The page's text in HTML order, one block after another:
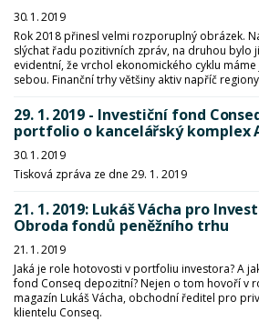
30. 1. 2019
Rok 2018 přinesl velmi rozporuplný obrázek.
slýchat řadu pozitivních zpráv, na druhou bylo
evidentní, že vrchol ekonomického cyklu
sebou. Finanční trhy většiny aktiv napříč
29. 1. 2019 - Investiční fond
portfolio o kancelářský komplex
30. 1. 2019
Tisková zpráva ze dne 29. 1. 2019
21. 1. 2019: Lukáš Vácha pro
Obroda fondů peněžního trhu
21. 1. 2019
Jaká je role hotovosti v portfoliu investora? A
fond Conseq depozitní? Nejen o tom hovoří v
magazín Lukáš Vácha, obchodní ředitel pro
klientelu Conseq.